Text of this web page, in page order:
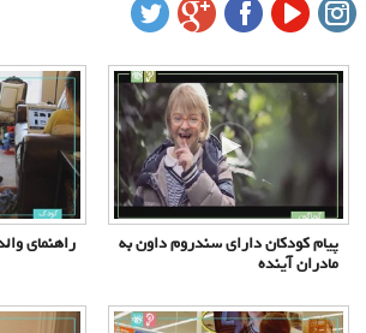
تماس با ما
سبد خرید شما خالی است
ورود
پیام کودکان دارای سندروم داون به
مادران آینده
راهنمای